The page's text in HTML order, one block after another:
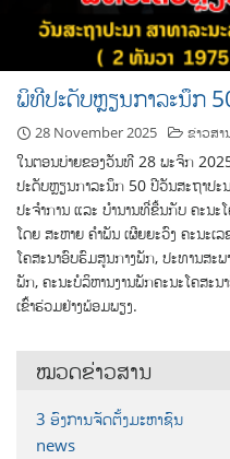
ພິທີປະດັບຫຼຽນກາລະນຶກ
28 November 2025 ຂ່າວສ
ໃນຕອນບ່າຍຂອງວັນທີ 28 ພະຈິກ
ປະດັບຫຼຽນກາລະນຶກ 50 ປີວັນສະຖາປ
ປະຈຳການ ແລະ ບຳນານທີ່ຂື້ນກັບ ຄະນ
ໂດຍ ສະຫາຍ ຄຳພັນ ເຜີຍຍະວົງ ຄະນະ
ໂຄສະນາອົບຮົມສູນກາງພັກ, ປະທານສະ
ພັກ, ຄະນະບໍລິຫານງານພັກຄະນະໂຄສະ
ເຂົ້າຮ່ວມຢ່າງພ້ອມພຽງ.
ໝວດຂ່າວສານ
3 ອົງການຈັດຕັ້ງມະຫາຊົນ
news